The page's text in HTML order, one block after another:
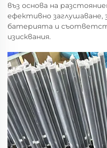
въз основа на
ефективно заглушаване,
батерията и
изисквания.